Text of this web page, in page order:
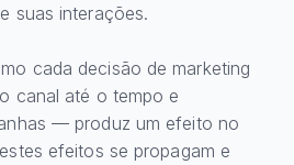
suas interações.
cada decisão de marketing
canal até o tempo e
— produz um efeito no
efeitos se propagam e